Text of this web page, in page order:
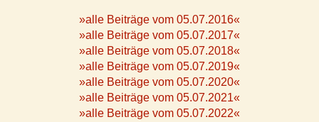
»alle Beiträge vom 05.07.2016«
»alle Beiträge vom 05.07.2017«
»alle Beiträge vom 05.07.2018«
»alle Beiträge vom 05.07.2019«
»alle Beiträge vom 05.07.2020«
»alle Beiträge vom 05.07.2021«
»alle Beiträge vom 05.07.2022«